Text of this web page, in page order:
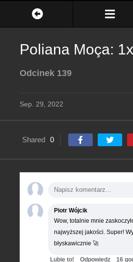
Poliana Moça:
Odcinek 139
Sep. 29, 2022
Shared 0
Piotr Wójcik
Wow, totalnie mnie
najwyższej jakości. Super!
błyskawicznie 🚀
Lubie to! Odpowiedz
16